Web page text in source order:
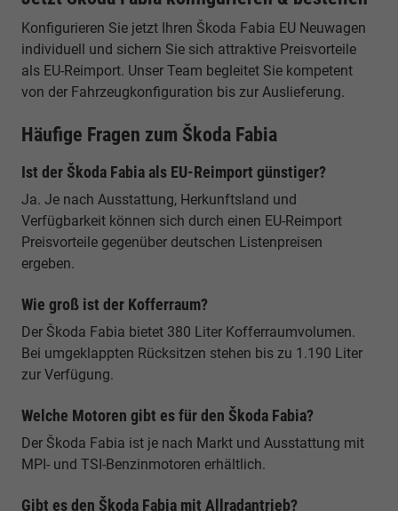
Konfigurieren Sie jetzt Ihren Škoda Fabia EU Neuwagen
individuell und sichern Sie sich attraktive Preisvorteile
als EU-Reimport. Unser Team begleitet Sie kompetent
von der Fahrzeugkonfiguration bis zur Auslieferung.
Häufige Fragen zum Škoda Fabia
Ist der Škoda Fabia als EU-Reimport günstiger?
Ja. Je nach Ausstattung, Herkunftsland und
Verfügbarkeit können sich durch einen EU-Reimport
Preisvorteile gegenüber deutschen Listenpreisen
ergeben.
Wie groß ist der Kofferraum?
Der Škoda Fabia bietet 380 Liter Kofferraumvolumen.
Bei umgeklappten Rücksitzen stehen bis zu 1.190 Liter
zur Verfügung.
Welche Motoren gibt es für den Škoda Fabia?
Der Škoda Fabia ist je nach Markt und Ausstattung mit
MPI- und TSI-Benzinmotoren erhältlich.
Gibt es den Škoda Fabia mit Allradantrieb?